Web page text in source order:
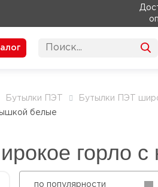
Бутылки ПЭТ Бутылки ПЭТ
белые
горло
по популярности